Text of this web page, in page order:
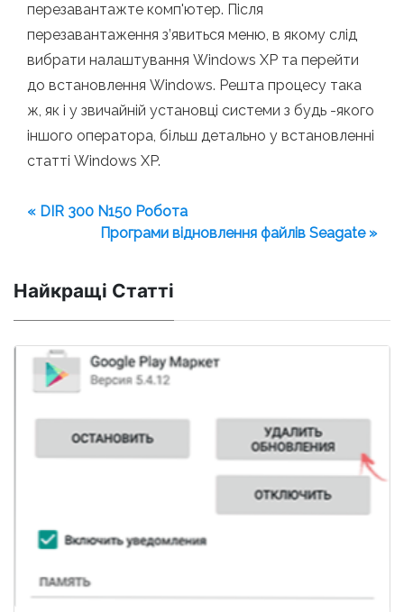
перезавантажте комп'ютер. Після
перезавантаження з’явиться меню, в якому слід
вибрати налаштування Windows XP та перейти
до встановлення Windows. Решта процесу така
ж, як і у звичайній установці системи з будь -якого
іншого оператора, більш детально у встановленні
статті Windows XP.
« DIR 300 N150 Робота
Програми відновлення файлів Seagate »
Найкращі Статті